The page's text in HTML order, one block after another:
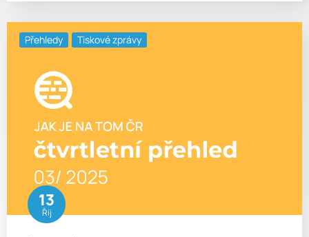
13
Říj
Přehledy Tiskové zprávy